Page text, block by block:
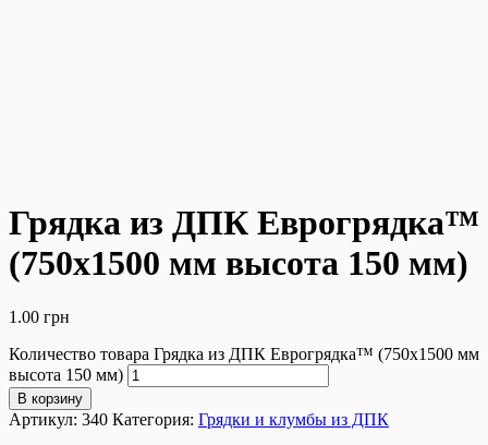
Грядка из ДПК Еврогрядка™
(750х1500 мм высота 150 мм)
1.00 грн
Количество товара Грядка из ДПК Еврогрядка™ (750х1500 мм
высота 150 мм)
В корзину
Артикул: 340 Категория: Грядки и клумбы из ДПК